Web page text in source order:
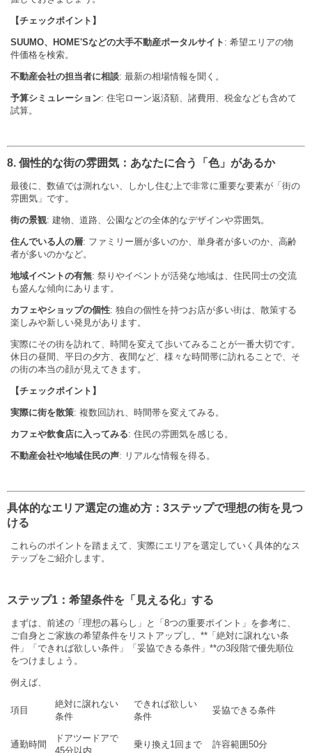
【チェックポイント】
SUUMO、HOME'Sなどの大手不動産ポータルサイト : 希望エリアの物
件価格を検索。
不動産会社の担当者に相談: 最新の相場情報を聞く。
予算シミュレーション: 住宅ローン返済額、諸費用、税金なども含めて
試算。
8. 個性的な街の雰囲気：あなたに合う「色」があるか
最後に、数値では測れない、しかし住む上で非常に重要な要素が「街の
雰囲気」です。
街の景観: 建物、道路、公園などの全体的なデザインや雰囲気。
住んでいる人の層: ファミリー層が多いのか、単身者が多いのか、高齢
者が多いのかなど。
地域イベントの有無: 祭りやイベントが活発な地域は、住民同士の交流
も盛んな傾向にあります。
カフェやショップの個性: 独自の個性を持つお店が多い街は、散策する
楽しみや新しい発見があります。
実際にその街を訪れて、時間を変えて歩いてみることが一番大切です。
休日の昼間、平日の夕方、夜間など、様々な時間帯に訪れることで、そ
の街の本当の顔が見えてきます。
【チェックポイント】
実際に街を散策: 複数回訪れ、時間帯を変えてみる。
カフェや飲食店に入ってみる: 住民の雰囲気を感じる。
不動産会社や地域住民の声: リアルな情報を得る。
具体的なエリア選定の進め方：3ステップで理想の街を見つ
ける
これらのポイントを踏まえて、実際にエリアを選定していく具体的なス
テップをご紹介します。
ステップ1：希望条件を「見える化」する
まずは、前述の「理想の暮らし」と「8つの重要ポイント」を参考に、
ご自身とご家族の希望条件をリストアップし、**「絶対に譲れない条
件」「できれば欲しい条件」「妥協できる条件」**の3段階で優先順位
をつけましょう。
例えば、
項目
絶対に譲れない
条件
できれば欲しい
条件
妥協できる条件
通勤時間
ドアツードアで
45分以内
乗り換え1回まで 許容範囲50分